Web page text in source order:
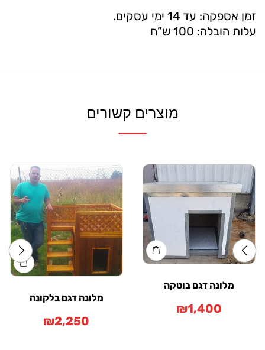
זמן אספקה: עד 14 ימי עסקים.
עלות הובלה: 100 ש”ח
מוצרים קשורים
מלונה דגם בוטקה
₪1,400
מלונה דגם בלקונה
₪2,250